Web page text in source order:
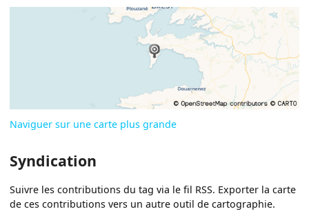
Naviguer sur une carte plus grande
Syndication
Suivre les contributions du tag via le fil RSS. Exporter la carte
de ces contributions vers un autre outil de cartographie.